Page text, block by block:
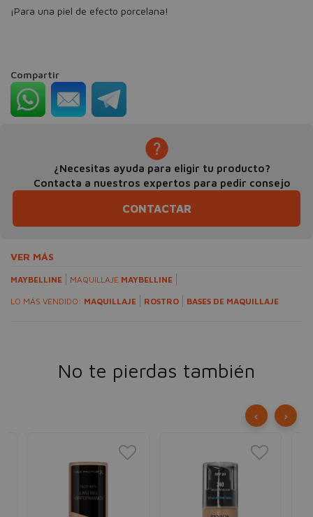
¡Para una piel de efecto porcelana!
Compartir
¿Necesitas ayuda para eligir tu producto?
Contacta a nuestros expertos para pedir consejo
CONTACTAR
VER MÁS
MAYBELLINE MAQUILLAJE MAYBELLINE
LO MÁS VENDIDO: MAQUILLAJE ROSTRO BASES DE MAQUILLAJE
No te pierdas también
‹ ›